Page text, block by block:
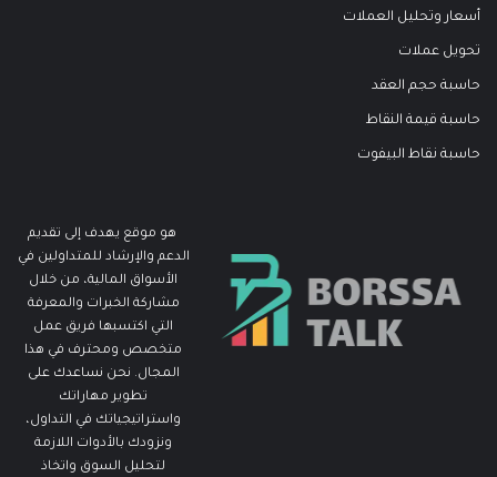
أسعار وتحليل العملات
تحويل عملات
حاسبة حجم العقد
حاسبة قيمة النقاط
حاسبة نقاط البيفوت
هو موقع يهدف إلى تقديم
الدعم والإرشاد للمتداولين في
الأسواق المالية، من خلال
مشاركة الخبرات والمعرفة
التي اكتسبها فريق عمل
متخصص ومحترف في هذا
المجال. نحن نساعدك على
تطوير مهاراتك
واستراتيجياتك في التداول،
ونزودك بالأدوات اللازمة
لتحليل السوق واتخاذ